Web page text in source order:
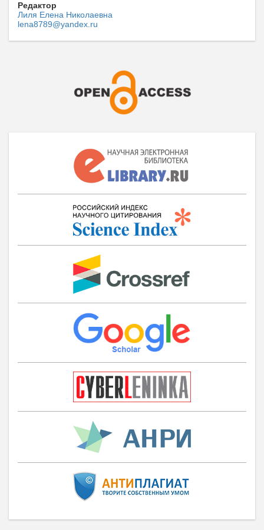
Редактор
Лиля Елена Николаевна
lena8789@yandex.ru